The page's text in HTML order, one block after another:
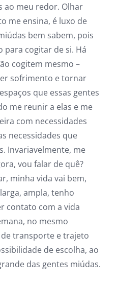
ao meu redor. Olhar
me ensina, é luxo de
bem sabem, pois
para cogitar de si. Há
cogitem mesmo –
sofrimento e tornar
que essas gentes
me reunir a elas e me
com necessidades
necessidades que
Invariavelmente, me
vou falar de quê?
minha vida vai bem,
ampla, tenho
contato com a vida
no mesmo
transporte e trajeto
de escolha, ao
das gentes miúdas.